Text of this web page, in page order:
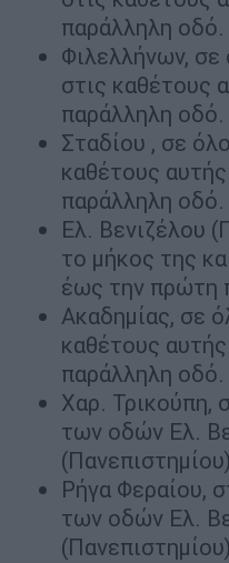
παράλληλη οδό.
Φιλελλήνων, σε
στις καθέτους
παράλληλη οδό.
Σταδίου , σε
καθέτους
παράλληλη οδό.
Ελ. Βενιζέλου
το μήκος της
έως την πρώτη
Ακαδημίας, σε
καθέτους
παράλληλη οδό.
Χαρ. Τρικούπη,
των οδών Ελ.
Ρήγα Φεραίου,
των οδών Ελ.